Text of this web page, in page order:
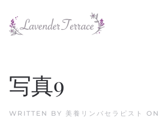
Skip to main content
写真9
WRITTEN BY 美養リンパセラピスト ON